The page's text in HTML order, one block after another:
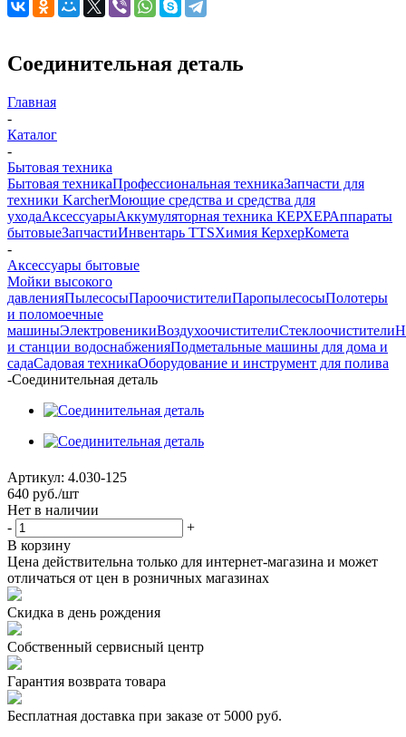
Соединительная деталь
Главная
-
Каталог
-
Бытовая техника
Бытовая техникаПрофессиональная техникаЗапчасти для
техники KarcherМоющие средства и средства для
уходаАксессуарыАккумуляторная техника КЕРХЕРАппараты
бытовыеЗапчастиИнвентарь TTSХимия КерхерКомета
-
Аксессуары бытовые
Мойки высокого
давленияПылесосыПароочистителиПаропылесосыПолотеры
и поломоечные
машиныЭлектровеникиВоздухоочистителиСтеклоочистители
и станции водоснабженияПодметальные машины для дома и
садаСадовая техникаОборудование и инструмент для полива
-Соединительная деталь
Артикул: 4.030-125
640 руб./шт
Нет в наличии
-
+
В корзину
Цена действительна только для интернет-магазина и может
отличаться от цен в розничных магазинах
Скидка в день рождения
Собственный сервисный центр
Гарантия возврата товара
Бесплатная доставка при заказе от 5000 руб.